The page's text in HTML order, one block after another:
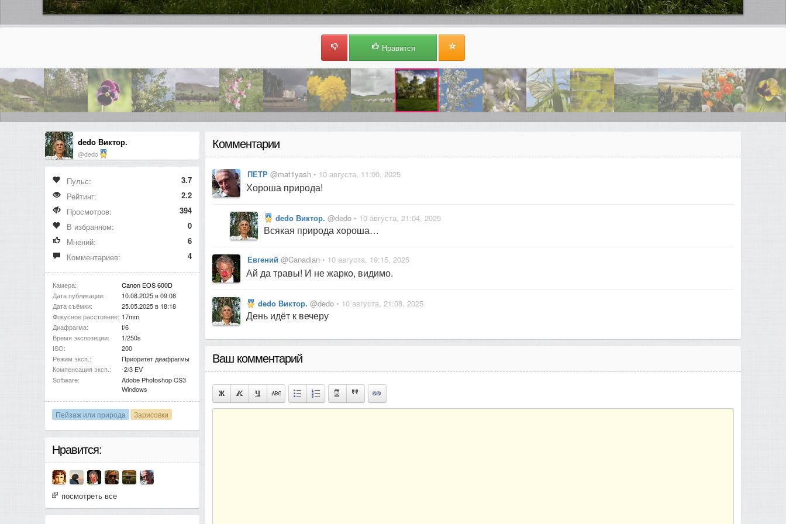
Нравится
dedo Виктор.
@dedo
Пульс:
3.7
Рейтинг:
2.2
Просмотров:
394
В избранном:
0
Мнений:
6
Комментариев:
4
Камера:
Canon EOS 600D
Дата публикации:
10.08.2025 в 09:08
Дата съёмки:
25.05.2025 в 18:18
Фокусное расстояние: 17mm
Диафрагма:
f/6
Время экспозиции:
1/250s
ISO:
200
Режим эксп.:
Приоритет диафрагмы
Компенсация эксп.:
-2/3 EV
Software:
Adobe Photoshop CS3
Windows
Пейзаж или природа Зарисовки
Нравится:
посмотреть все
Комментарии
ПЕТР @mat1yash • 10 августа, 11:00, 2025
Хороша природа!
dedo Виктор. @dedo • 10 августа, 21:04, 2025
Всякая природа хороша…
Евгений @Canadian • 10 августа, 19:15, 2025
Ай да травы! И не жарко, видимо.
dedo Виктор. @dedo • 10 августа, 21:08, 2025
День идёт к вечеру
Ваш комментарий